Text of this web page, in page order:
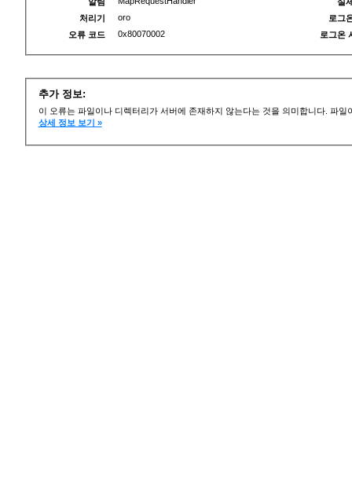
처리기
oro
오류 코드
0x80070002
로그
로그온
추가 정보:
이 오류는 파일이나 디렉터리가 서버에 존재하지 않는다는 것을 의미합니다. 파
상세 정보 보기 »